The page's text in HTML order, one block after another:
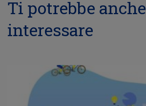
Ti potrebbe anche
interessare